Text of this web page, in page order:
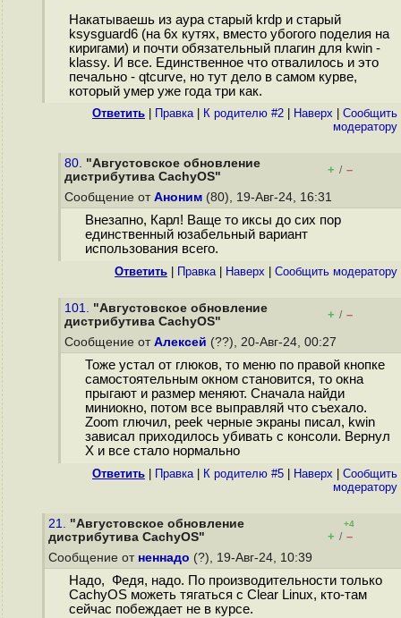
Накатываешь из аура старый krdp и старый
ksysguard6 (на 6х кутях, вместо убогого поделия на
киригами) и почти обязательный плагин для kwin -
klassy. И все. Единственное что отвалилось и это
печально - qtcurve, но тут дело в самом курве,
который умер уже года три как.
Ответить Правка| К родителю #2 Наверх
Cообщить
модератору
80. "Августовское обновление
дистрибутива CachyOS"
+ / –
Сообщение от Аноним (80), 19-Авг-24, 16:31
Внезапно, Карл! Ваще то иксы до сих пор
единственный юзабельный вариант
использования всего.
Ответить Правка| Наверх Cообщить модератору
101. "Августовское обновление
дистрибутива CachyOS"
+ / –
Сообщение от Алексей (??), 20-Авг-24, 00:27
Тоже устал от глюков, то меню по правой кнопке
самостоятельным окном становится, то окна
прыгают и размер меняют. Сначала найди
миниокно, потом все выправляй что съехало.
Zoom глючил, peek черные экраны писал, kwin
зависал приходилось убивать с консоли. Вернул
X и все стало нормально
Ответить Правка| К родителю #5 Наверх
Cообщить
модератору
21. "Августовское обновление
дистрибутива CachyOS"
+4
+ / –
Сообщение от неннадо (?), 19-Авг-24, 10:39
Надо, Федя, надо. По производительности только
CachyOS можеть тягаться с Clear Linux, кто-там
сейчас побеждает не в курсе.